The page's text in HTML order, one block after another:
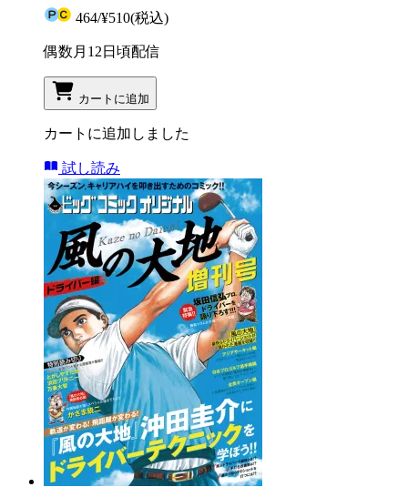
464/¥510(税込)
偶数月12日頃配信
カートに追加
カートに追加しました
試し読み